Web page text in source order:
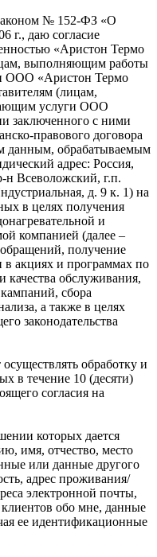
№ 152-ФЗ «О
г., даю согласие
«Аристон Термо
выполняющим работы
ООО «Аристон Термо
(лицам,
услуги ООО
заключенного с ними
правового договора
данным, обрабатываемым
адрес: Россия,
н Всеволожский, г.п.
д. 9 к. 1) на
в целях получения
и
компанией (далее –
получение
в акциях и программах по
обслуживания,
сбора
а также в целях
законодательства
обработку и
в течение 10 (десяти)
согласия на
которых дается
имя, отчество, место
или данные другого
адрес проживания/
электронной почты,
обо мне, данные
ее идентификационные